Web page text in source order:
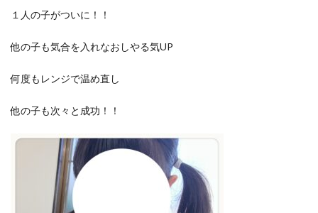
１人の子がついに！！
他の子も気合を入れなおしやる気UP
何度もレンジで温め直し
他の子も次々と成功！！